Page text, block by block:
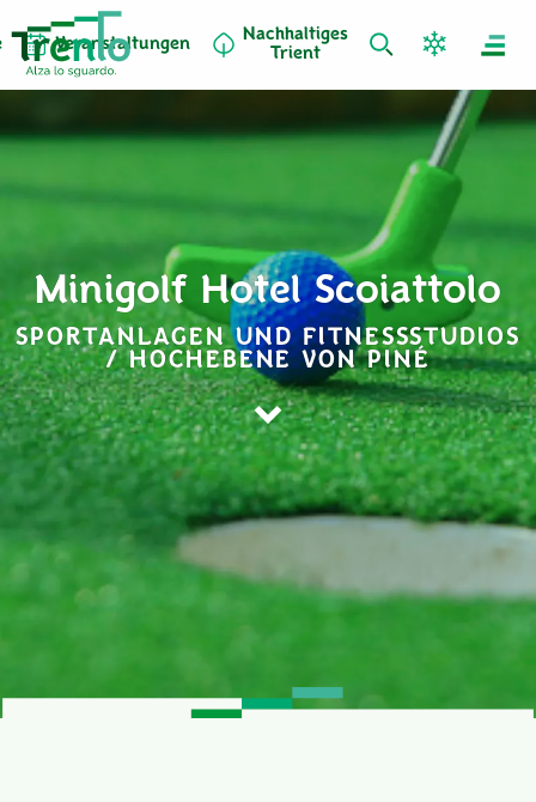
Veranstaltungen
Nachhaltiges
Trient
Minigolf Hotel Scoiattolo
SPORTANLAGEN UND FITNESSSTUDIOS
/ HOCHEBENE VON PINÉ